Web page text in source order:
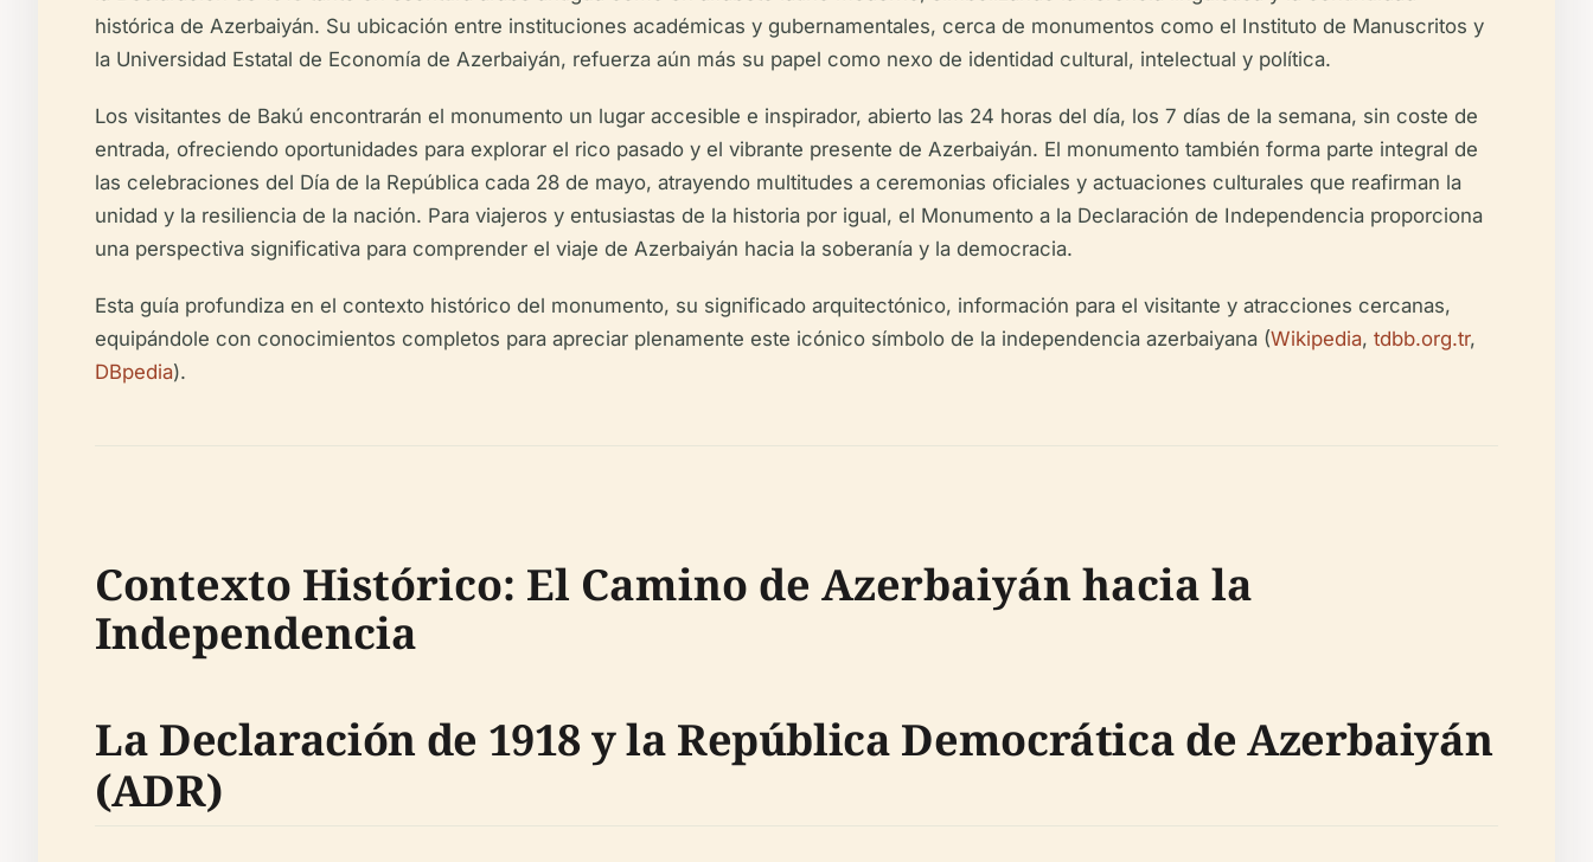
histórica de Azerbaiyán. Su ubicación entre instituciones académicas y gubernamentales, cerca de monumentos como el Instituto de Manuscritos y
la Universidad Estatal de Economía de Azerbaiyán, refuerza aún más su papel como nexo de identidad cultural, intelectual y política.
Los visitantes de Bakú encontrarán el monumento un lugar accesible e inspirador, abierto las 24 horas del día, los 7 días de la semana, sin coste de
entrada, ofreciendo oportunidades para explorar el rico pasado y el vibrante presente de Azerbaiyán. El monumento también forma parte integral de
las celebraciones del Día de la República cada 28 de mayo, atrayendo multitudes a ceremonias oficiales y actuaciones culturales que reafirman la
unidad y la resiliencia de la nación. Para viajeros y entusiastas de la historia por igual, el Monumento a la Declaración de Independencia proporciona
una perspectiva significativa para comprender el viaje de Azerbaiyán hacia la soberanía y la democracia.
Esta guía profundiza en el contexto histórico del monumento, su significado arquitectónico, información para el visitante y atracciones cercanas,
equipándole con conocimientos completos para apreciar plenamente este icónico símbolo de la independencia azerbaiyana (Wikipedia, tdbb.org.tr,
DBpedia).
Contexto Histórico: El Camino de Azerbaiyán hacia la
Independencia
La Declaración de 1918 y la República Democrática de Azerbaiyán
(ADR)